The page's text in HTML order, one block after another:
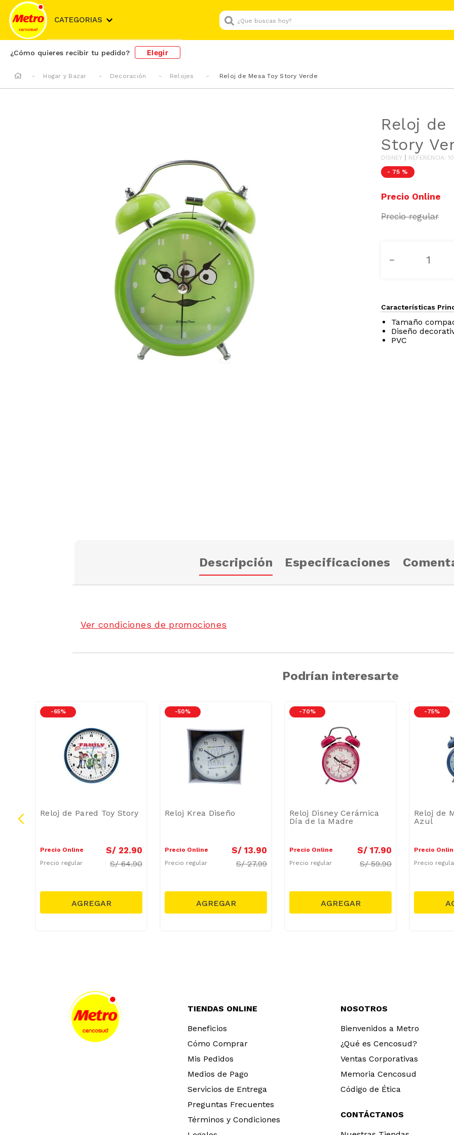
CATEGORIAS
¿Que buscas hoy?
¿Cómo quieres recibir tu pedido? Elegir
Hogar y Bazar Decoración Relojes Reloj de Mesa Toy Story Verde
Reloj de
Story
DISNEY REFERENCIA:
- 75 %
－
Características
Tamaño
Diseño
PVC
Descripción Especificaciones
Ver condiciones de promociones
Podrían interesarte
-65 %
Reloj de Pared Toy Story
Precio Online S/ 22.90
Precio regular S/64.90
-50 %
Reloj Krea Diseño
Precio Online S/ 13.90
Precio regular S/27.99
-70 %
Reloj Disney Cerámica
Día de la Madre
Precio Online S/ 17.90
Precio regular S/59.90
-75 %
Reloj de
Azul
Precio
Precio
TIENDAS ONLINE
Beneficios
Cómo Comprar
Mis Pedidos
Medios de Pago
Servicios de Entrega
Preguntas Frecuentes
Términos y Condiciones
NOSOTROS
Bienvenidos a Metro
¿Qué es Cencosud?
Ventas Corporativas
Memoria Cencosud
Código de Ética
CONTÁCTANOS